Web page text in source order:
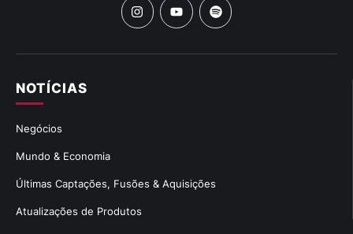
NOTÍCIAS
Negócios
Mundo & Economia
Últimas Captações, Fusões & Aquisições
Atualizações de Produtos